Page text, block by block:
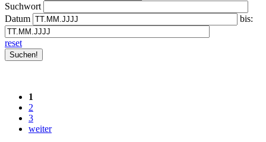
Suchwort
Datum
bis:
reset
1
2
3
weiter